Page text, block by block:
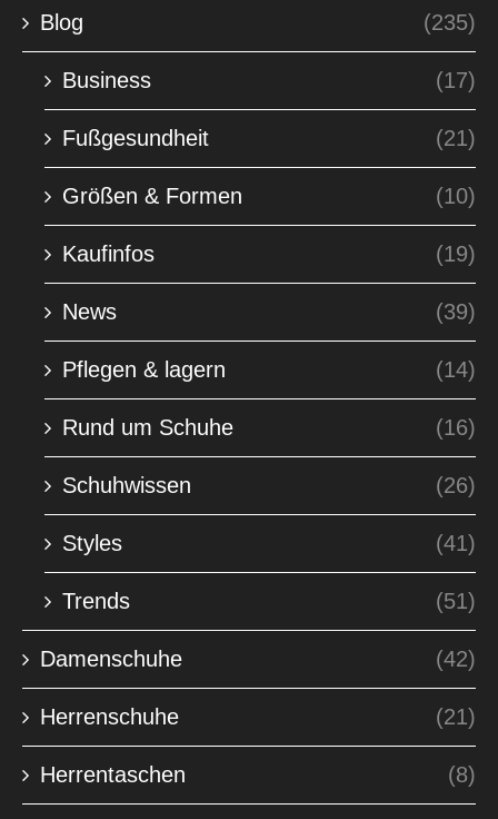
Blog (235)
Business (17)
Fußgesundheit (21)
Größen & Formen (10)
Kaufinfos (19)
News (39)
Pflegen & lagern (14)
Rund um Schuhe (16)
Schuhwissen (26)
Styles (41)
Trends (51)
Damenschuhe (42)
Herrenschuhe (21)
Herrentaschen (8)